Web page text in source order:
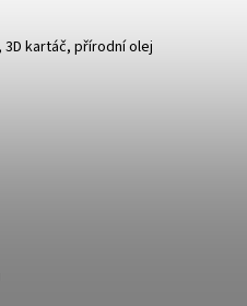
3D kartáč, přírodní olej